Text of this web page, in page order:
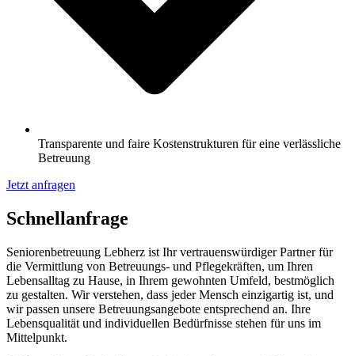
Transparente und faire Kostenstrukturen für eine verlässliche
Betreuung
Jetzt anfragen
Schnell­anfrage
Seniorenbetreuung Lebherz ist Ihr vertrauenswürdiger Partner für
die Vermittlung von Betreuungs- und Pflegekräften, um Ihren
Lebensalltag zu Hause, in Ihrem gewohnten Umfeld, bestmöglich
zu gestalten. Wir verstehen, dass jeder Mensch einzigartig ist, und
wir passen unsere Betreuungsangebote entsprechend an. Ihre
Lebensqualität und individuellen Bedürfnisse stehen für uns im
Mittelpunkt.